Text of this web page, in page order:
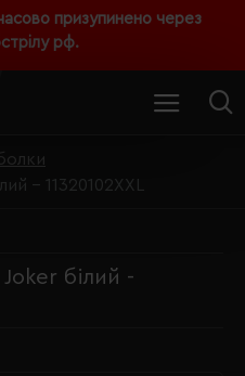
призупинено через
рф.
- 11320102XXL
білий -